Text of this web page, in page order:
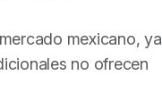
mexicano, ya
no ofrecen